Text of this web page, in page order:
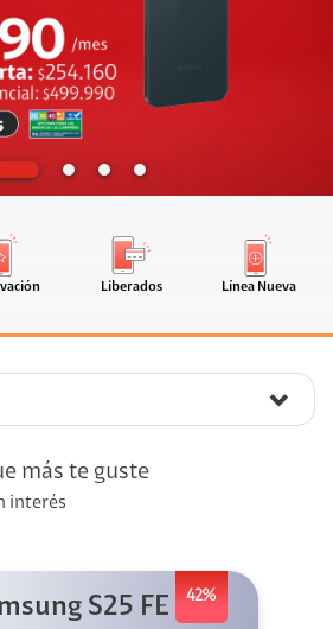
Liberados Línea Nueva
más te guste
interés
42%
S25 FE